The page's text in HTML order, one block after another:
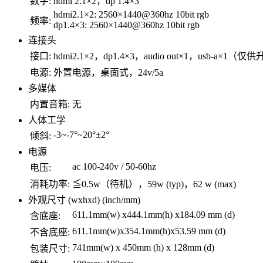
频率:
hdmi2.1×2: 2560×1440@360hz 10bit rgb
dp1.4×3: 2560×1440@360hz 10bit rgb
连接头
接口: hdmi2.1×2，dp1.4×3，audio out×1，usb-a×1（仅供
电源: 外置电源，桌面式，24v/5a
多媒体
内置音箱: 无
人体工学
倾斜: -3~-7°~20°±2°
电源
电压:
ac 100-240v / 50-60hz
消耗功率: ≦0.5w（待机），59w (typ)，62 w (max)
外观尺寸 (wxhxd) (inch/mm)
含底座:
611.1mm(w) x444.1mm(h) x184.09 mm (d)
不含底座: 611.1mm(w)x354.1mm(h)x53.59 mm (d)
包装尺寸: 741mm(w) x 450mm (h) x 128mm (d)